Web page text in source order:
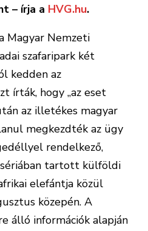
– írja a HVG.hu.
Magyar Nemzeti
szafaripark két
kedden az
írták, hogy „az eset
az illetékes magyar
megkezdték az ügy
rendelkező,
tartott külföldi
elefántja közül
közepén. A
álló információk alapján